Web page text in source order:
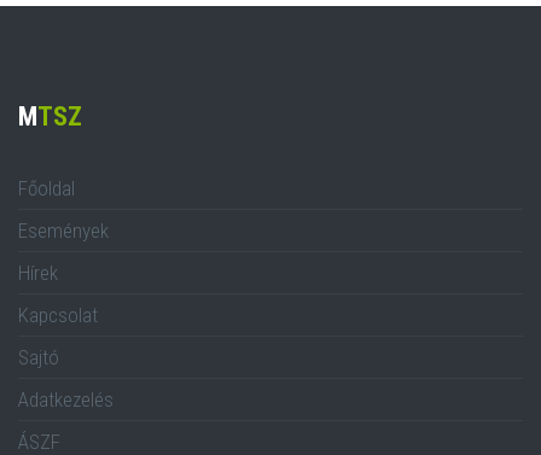
MTSZ
Főoldal
Események
Hírek
Kapcsolat
Sajtó
Adatkezelés
ÁSZF